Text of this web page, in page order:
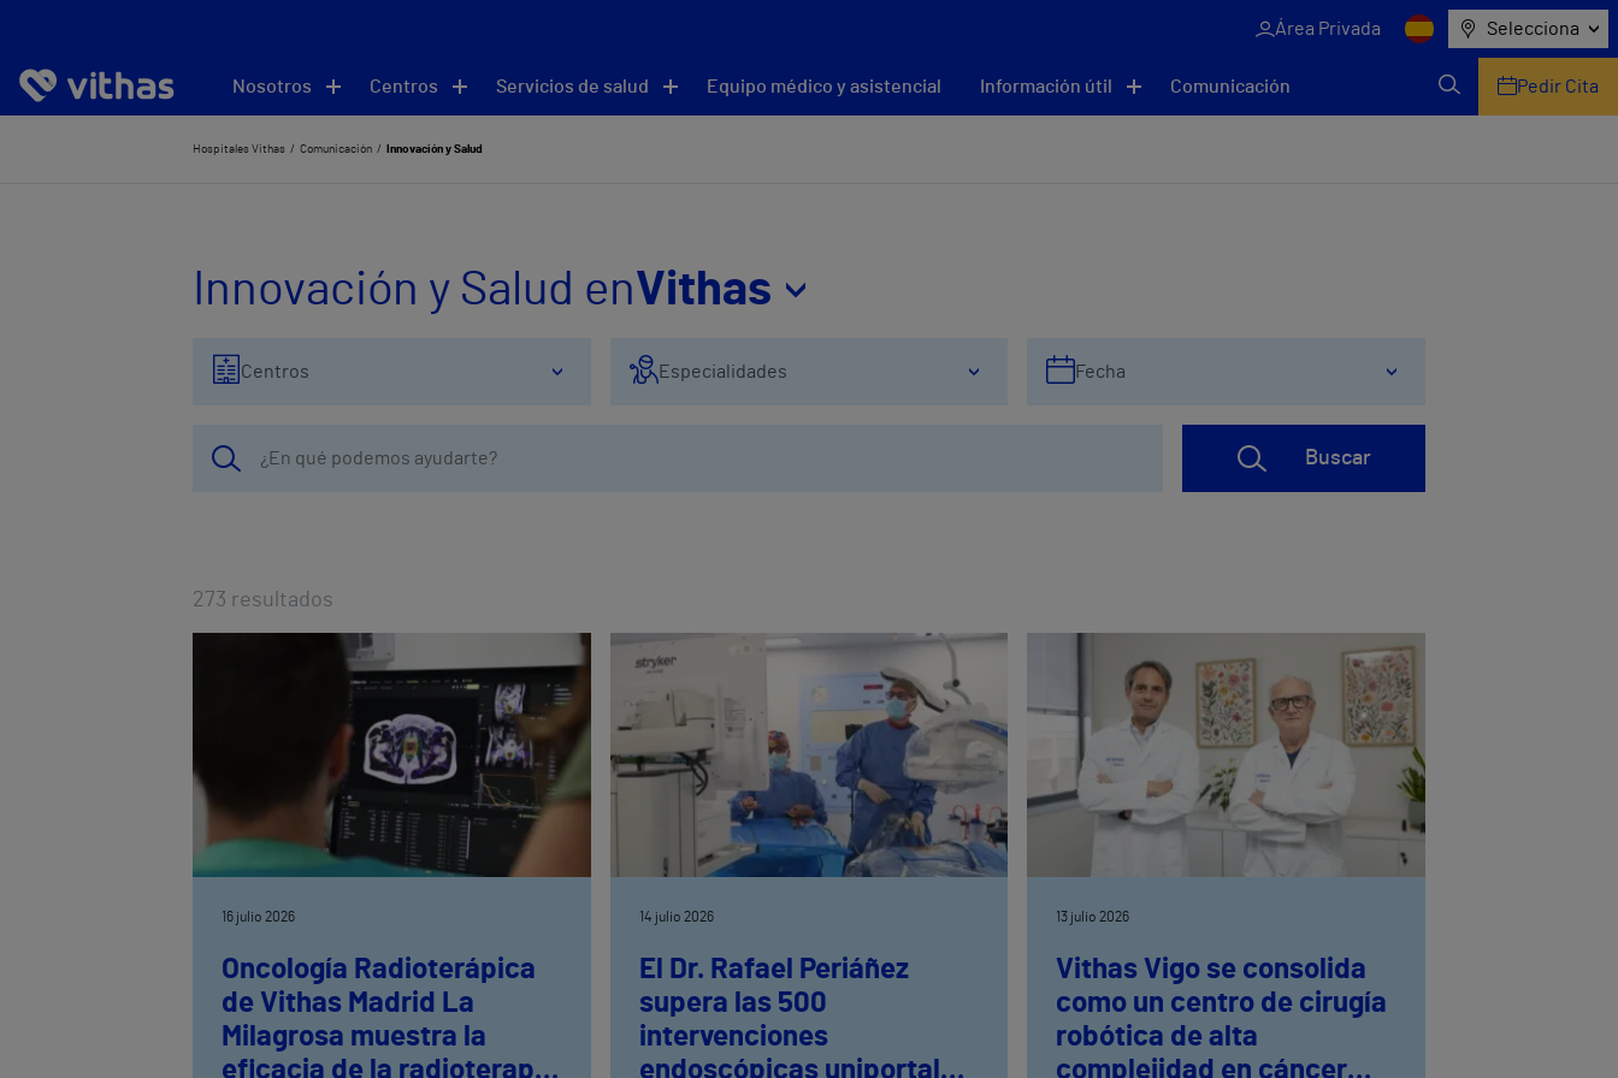
Área Privada Selecciona
Nosotros Centros Servicios de salud Equipo médico y asistencial Información útil Comunicación Pedir Cita
Hospitales Vithas Comunicación Innovación y Salud
Innovación y Salud enVithas
Centros Especialidades Fecha
Buscar
273 resultados
16 julio 2026
Oncología Radioterápica
de Vithas Madrid La
Milagrosa muestra la
eficacia de la radioterapia
14 julio 2026
El Dr. Rafael Periáñez
supera las 500
intervenciones
endoscópicas uniportales
13 julio 2026
Vithas Vigo se consolida
como un centro de cirugía
robótica de alta
complejidad en cáncer